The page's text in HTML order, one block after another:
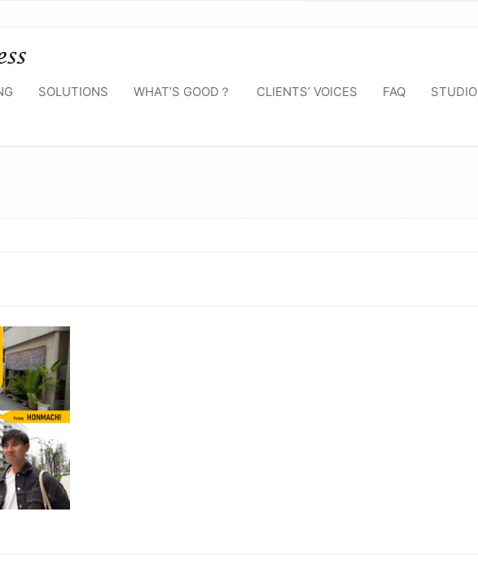
SOLUTIONS WHAT’S GOOD？ CLIENTS’ VOICES FAQ STUDIO